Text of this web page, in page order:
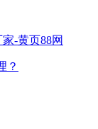
-黄页88网
？